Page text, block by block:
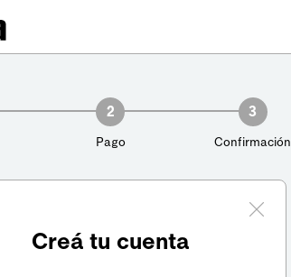
2
Pago
3
Confirmación
Creá tu cuenta